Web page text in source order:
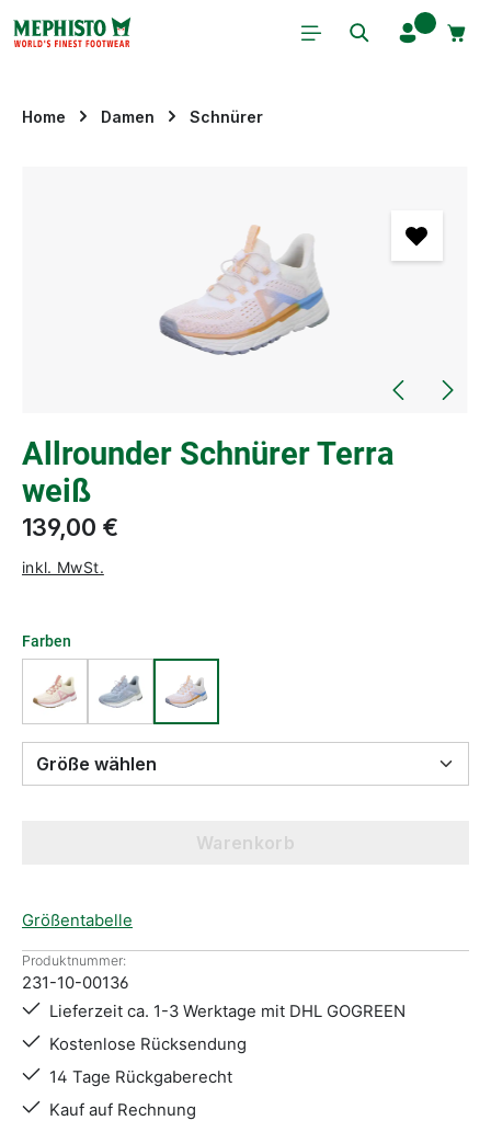
Zum Hauptinhalt springen
Home Damen Schnürer
Allrounder Schnürer Terra
weiß
139,00 €
inkl. MwSt.
Farben
Größe wählen
Warenkorb
Größentabelle
Produktnummer:
231-10-00136
Lieferzeit ca. 1-3 Werktage mit DHL GOGREEN
Kostenlose Rücksendung
14 Tage Rückgaberecht
Kauf auf Rechnung